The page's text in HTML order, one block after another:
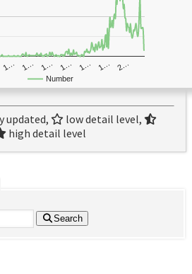
Number
1… 1… 1… 1… 1… 1… 2…
updated,
low detail level,
high detail level
Search